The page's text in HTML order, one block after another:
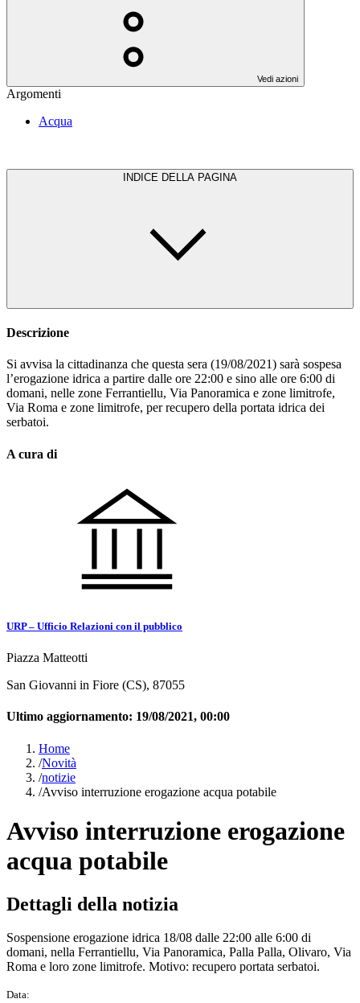
Vedi azioni
Argomenti
Acqua
INDICE DELLA PAGINA
Descrizione
Si avvisa la cittadinanza che questa sera (19/08/2021) sarà sospesa
l’erogazione idrica a partire dalle ore 22:00 e sino alle ore 6:00 di
domani, nelle zone Ferrantiellu, Via Panoramica e zone limitrofe,
Via Roma e zone limitrofe, per recupero della portata idrica dei
serbatoi.
A cura di
URP – Ufficio Relazioni con il pubblico
Piazza Matteotti
San Giovanni in Fiore (CS), 87055
Ultimo aggiornamento: 19/08/2021, 00:00
Home
/Novità
/notizie
/Avviso interruzione erogazione acqua potabile
Avviso interruzione erogazione
acqua potabile
Dettagli della notizia
Sospensione erogazione idrica 18/08 dalle 22:00 alle 6:00 di
domani, nella Ferrantiellu, Via Panoramica, Palla Palla, Olivaro, Via
Roma e loro zone limitrofe. Motivo: recupero portata serbatoi.
Data: